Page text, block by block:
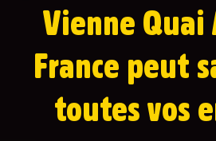
Vienne Quai
France peut
toutes vos